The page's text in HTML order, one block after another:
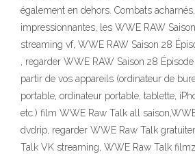
également en dehors. Combats
impressionnantes, les WWE RAW
streaming vf, WWE RAW Saison 28
, regarder WWE RAW Saison 28
partir de vos appareils (ordinateur de
portable, ordinateur portable, tablette,
etc.) film WWE Raw Talk all
dvdrip, regarder WWE Raw Talk
Talk VK streaming, WWE Raw Talk